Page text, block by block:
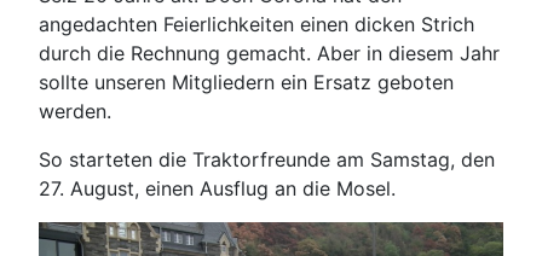
angedachten Feierlichkeiten einen dicken Strich
durch die Rechnung gemacht. Aber in diesem Jahr
sollte unseren Mitgliedern ein Ersatz geboten
werden.
So starteten die Traktorfreunde am Samstag, den
27. August, einen Ausflug an die Mosel.